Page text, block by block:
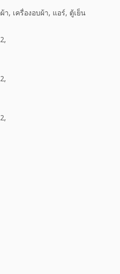
, เครื่องอบผ้า, แอร์, ตู้เย็น